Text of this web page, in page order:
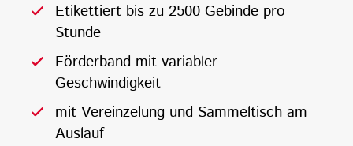
Etikettiert bis zu 2500 Gebinde pro
Stunde
Förderband mit variabler
Geschwindigkeit
mit Vereinzelung und Sammeltisch am
Auslauf